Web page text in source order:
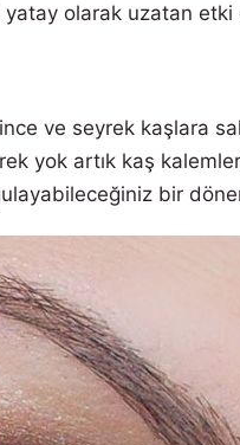
yatay olarak uzatan etki
ince ve seyrek kaşlara
yok artık kaş
bir